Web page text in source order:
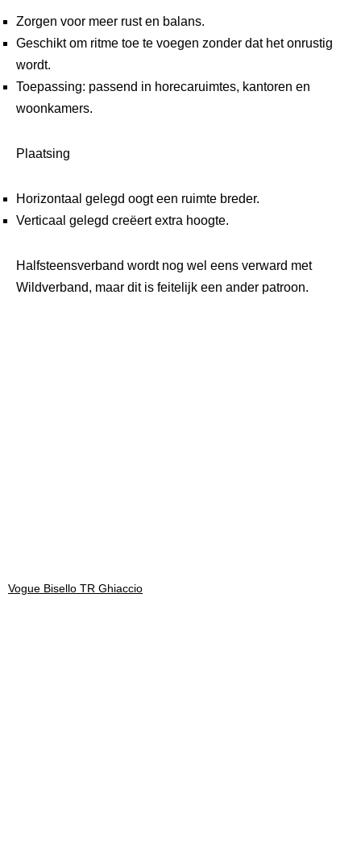
Zorgen voor meer rust en balans.
Geschikt om ritme toe te voegen zonder dat het onrustig
wordt.
Toepassing: passend in horecaruimtes, kantoren en
woonkamers.
Plaatsing
Horizontaal gelegd oogt een ruimte breder.
Verticaal gelegd creëert extra hoogte.
Halfsteensverband wordt nog wel eens verward met
Wildverband, maar dit is feitelijk een ander patroon.
Vogue Bisello TR Ghiaccio